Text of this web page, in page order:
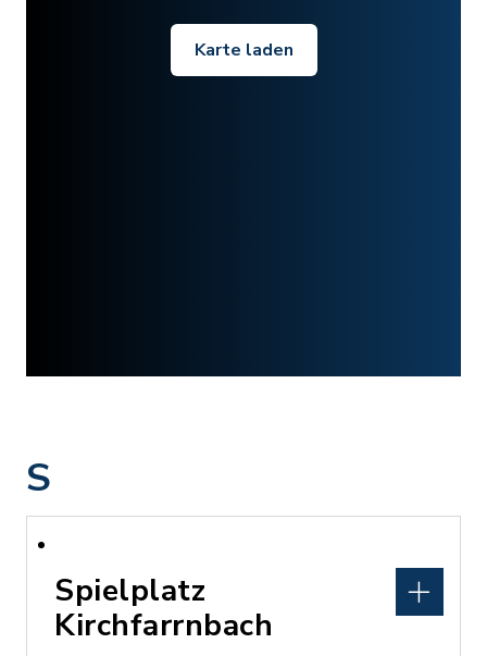
Karte laden
S
Spielplatz
Kirchfarrnbach